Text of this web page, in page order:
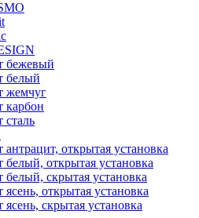
бежевый
белый
жемчуг
карбон
сталь
антрацит, открытая установка
белый, открытая установка
белый, скрытая установка
ясень, открытая установка
ясень, скрытая установка